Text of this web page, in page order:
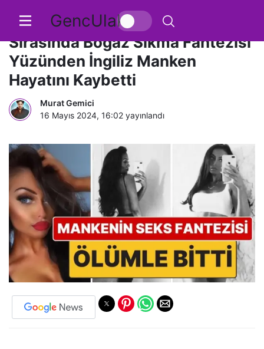
GencUlak
Seks Fantezisi Ölümle Bitti: Seks
Sırasında Boğaz Sıkma Fantezisi
Yüzünden İngiliz Manken
Hayatını Kaybetti
Murat Gemici
16 Mayıs 2024, 16:02 yayınlandı